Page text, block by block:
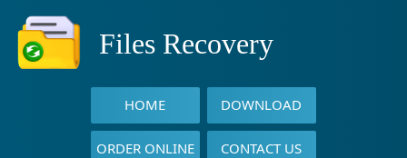
Files Recovery
HOME DOWNLOAD
ORDER ONLINE CONTACT US